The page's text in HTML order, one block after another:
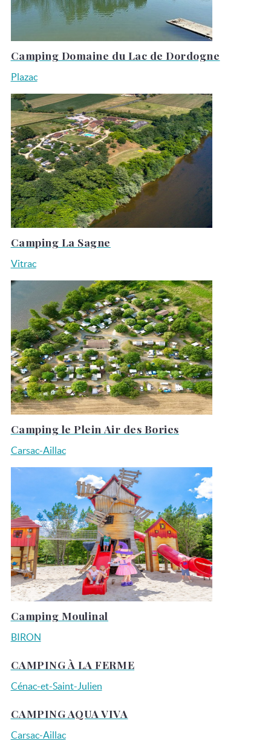
Camping Domaine du Lac de Dordogne
Plazac
Camping La Sagne
Vitrac
Camping le Plein Air des Bories
Carsac-Aillac
Camping Moulinal
BIRON
CAMPING À LA FERME
Cénac-et-Saint-Julien
CAMPING AQUA VIVA
Carsac-Aillac